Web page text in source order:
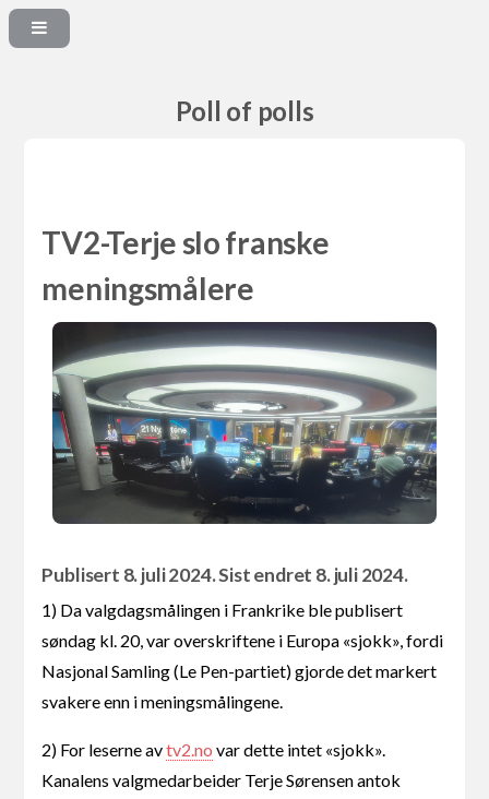
Poll of polls
TV2-Terje slo franske
meningsmålere
Publisert 8. juli 2024. Sist endret 8. juli 2024.
1) Da valgdagsmålingen i Frankrike ble publisert
søndag kl. 20, var overskriftene i Europa «sjokk», fordi
Nasjonal Samling (Le Pen-partiet) gjorde det markert
svakere enn i meningsmålingene.
2) For leserne avtv2.no var dette intet «sjokk».
Kanalens valgmedarbeider Terje Sørensen antok